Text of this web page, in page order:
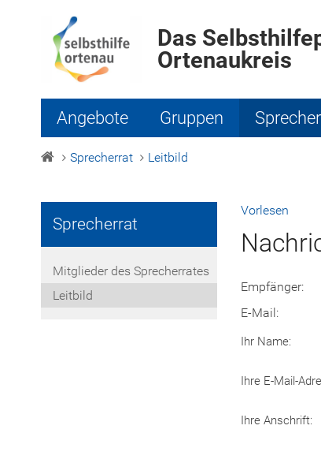
Das
Ortenaukreis
Angebote Gruppen
Sprecherrat Leitbild
Sprecherrat
Mitglieder des Sprecherrates
Leitbild
Vorlesen
Empfänger:
E-Mail:
Ihr Name:
Ihre E-Mail-
Ihre Anschrift: